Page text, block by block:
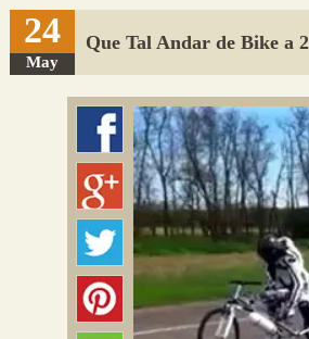
Sugerir Link
Adicionar Blog
Colmeia Exchange
Perguntas Frequentes
24
May
Que Tal Andar de Bike a